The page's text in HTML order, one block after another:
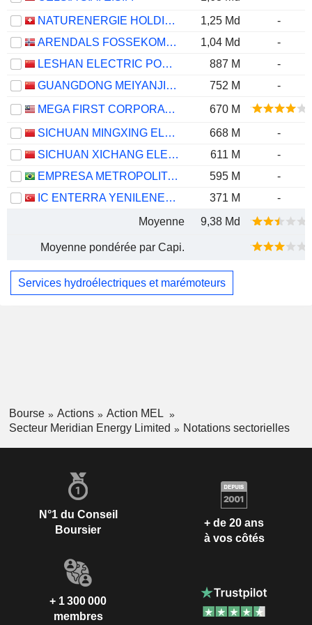
NATURENERGIE HOLDING AG
1,25 Md
-
ARENDALS FOSSEKOMPANI ASA
1,04 Md
-
LESHAN ELECTRIC POWER CO.,LTD
887 M
-
GUANGDONG MEIYANJIXIANG HYDROPOWER CO.,LTD.
752 M
-
MEGA FIRST CORPORATION
670 M
SICHUAN MINGXING ELECTRIC POWER CO., LTD.
668 M
-
SICHUAN XICHANG ELECTRIC POWER CO.,LTD.
611 M
-
EMPRESA METROPOLITANA DE ÁGUAS E ENERGIA S.A.
595 M
-
IC ENTERRA YENILENEBILIR ENERJI ANONIM SIRKETI
371 M
-
Moyenne
9,38 Md
Moyenne pondérée par Capi.
Services hydroélectriques et marémoteurs
Bourse Actions
Action MEL
Secteur Meridian Energy Limited
Notations sectorielles
N°1 du Conseil
Boursier
+ de 20 ans
à vos côtés
+ 1 300 000
membres